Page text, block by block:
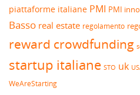
piattaforme italiane PMI PMI
Basso real estate regolamento
reward crowdfunding
startup italiane STO uk
WeAreStarting